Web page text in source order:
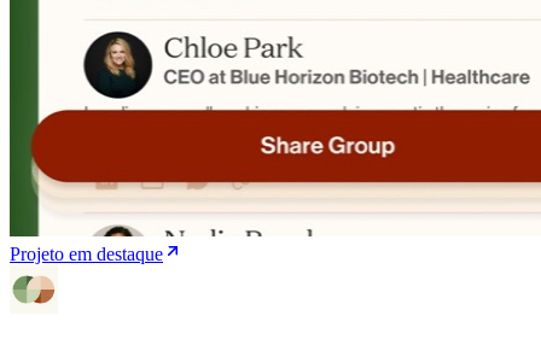
Projeto em destaque